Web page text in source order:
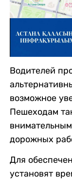
Водителей
возможное
Пешеходам
дорожных
Для
установят